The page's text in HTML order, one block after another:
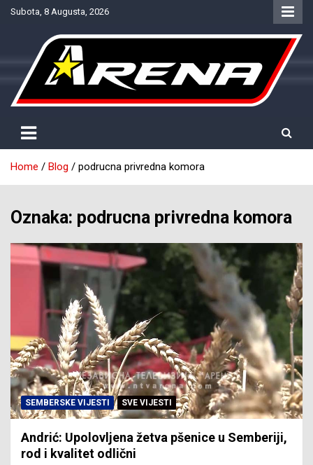
SkipSubota, 8 Augusta, 2026
NTV Arena
Home Blog podrucna privredna komora
Oznaka: podrucna privredna komora
SEMBERSKE VIJESTI SVE VIJESTI
Andrić: Upolovljena žetva pšenice u Semberiji,
rod i kvalitet odlični